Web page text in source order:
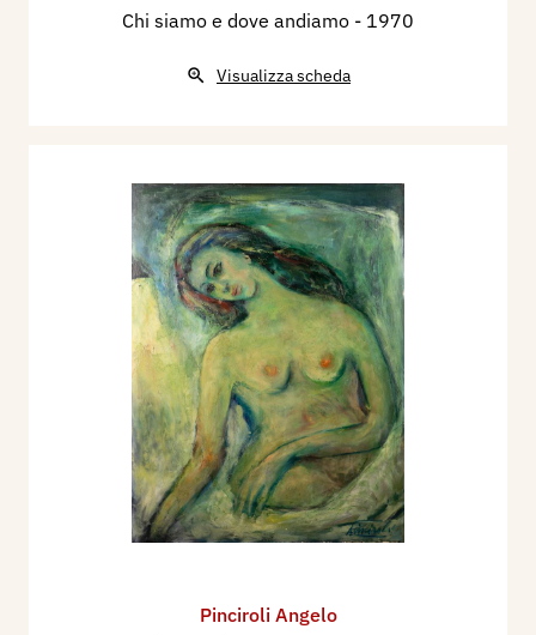
Chi siamo e dove andiamo - 1970
Visualizza scheda
Pinciroli Angelo